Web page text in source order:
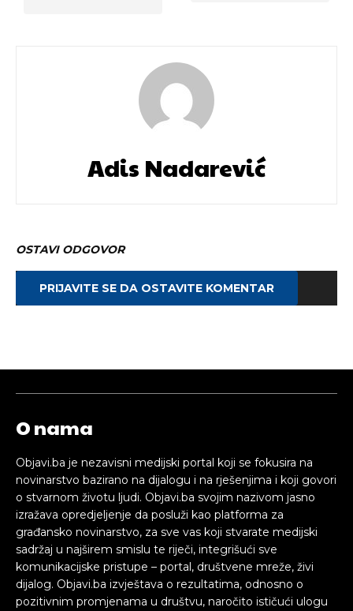
Adis Nadarević
OSTAVI ODGOVOR
PRIJAVITE SE DA OSTAVITE KOMENTAR
O nama
Objavi.ba je nezavisni medijski portal koji se fokusira na
novinarstvo bazirano na dijalogu i na rješenjima i koji govori
o stvarnom životu ljudi. Objavi.ba svojim nazivom jasno
izražava opredjeljenje da posluži kao platforma za
građansko novinarstvo, za sve vas koji stvarate medijski
sadržaj u najširem smislu te riječi, integrišući sve
komunikacijske pristupe – portal, društvene mreže, živi
dijalog. Objavi.ba izvještava o rezultatima, odnosno o
pozitivnim promjenama u društvu, naročito ističući ulogu